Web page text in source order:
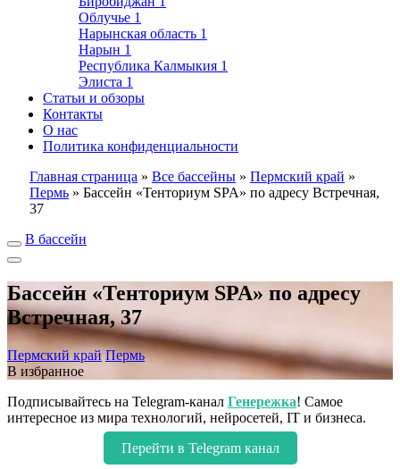
Облучье 1
Нарынская область 1
Нарын 1
Республика Калмыкия 1
Элиста 1
Статьи и обзоры
Контакты
О нас
Политика конфиденциальности
Главная страница » Все бассейны » Пермский край »
Пермь » Бассейн «Тенториум SPA» по адресу Встречная,
37
В бассейн
Бассейн «Тенториум SPA» по адресу
Встречная, 37
Пермский край Пермь
В избранное
Подписывайтесь на Telegram-канал Генережка! Самое
интересное из мира технологий, нейросетей, IT и бизнеса.
Перейти в Telegram канал